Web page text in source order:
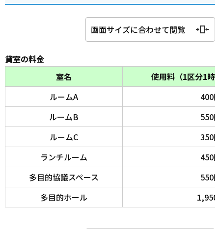
画面サイズに合わせて閲覧
貸室の料金
室名
使用料（1区分1時
ルームA
400
ルームB
550
ルームC
350
ランチルーム
450
多目的協議スペース
550
多目的ホール
1,950